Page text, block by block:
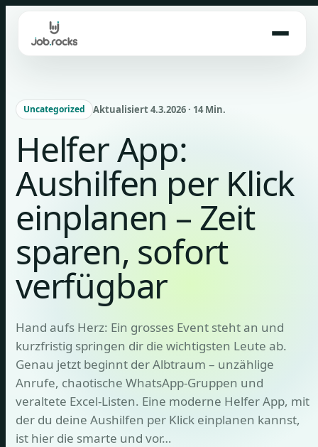
content
Uncategorized Aktualisiert 4.3.2026 · 14 Min.
Helfer App:
Aushilfen per Klick
einplanen – Zeit
sparen, sofort
verfügbar
Hand aufs Herz: Ein grosses Event steht an und
kurzfristig springen dir die wichtigsten Leute ab.
Genau jetzt beginnt der Albtraum – unzählige
Anrufe, chaotische WhatsApp-Gruppen und
veraltete Excel-Listen. Eine moderne Helfer App, mit
der du deine Aushilfen per Klick einplanen kannst,
ist hier die smarte und vor…